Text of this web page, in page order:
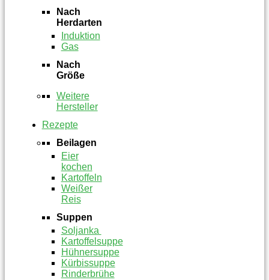
Nach
Herdarten
Induktion
Gas
Nach
Größe
Weitere
Hersteller
Rezepte
Beilagen
Eier
kochen
Kartoffeln
Weißer
Reis
Suppen
Soljanka
Kartoffelsuppe
Hühnersuppe
Kürbissuppe
Rinderbrühe